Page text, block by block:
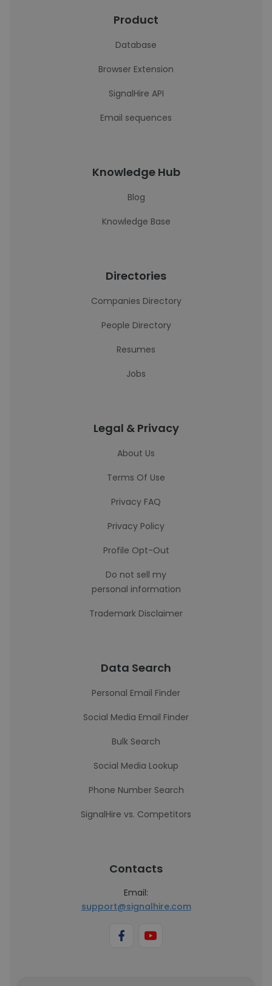
Product
Database
Browser Extension
SignalHire API
Email sequences
Knowledge Hub
Blog
Knowledge Base
Directories
Companies Directory
People Directory
Resumes
Jobs
Legal & Privacy
About Us
Terms Of Use
Privacy FAQ
Privacy Policy
Profile Opt-Out
Do not sell my
personal information
Trademark Disclaimer
Data Search
Personal Email Finder
Social Media Email Finder
Bulk Search
Social Media Lookup
Phone Number Search
SignalHire vs. Competitors
Contacts
Email:
support@signalhire.com